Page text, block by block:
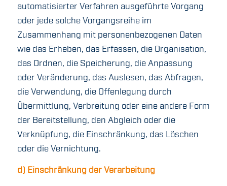
automatisierter Verfahren ausgeführte Vorgang
oder jede solche Vorgangsreihe im
Zusammenhang mit personenbezogenen Daten
wie das Erheben, das Erfassen, die Organisation,
das Ordnen, die Speicherung, die Anpassung
oder Veränderung, das Auslesen, das Abfragen,
die Verwendung, die Offenlegung durch
Übermittlung, Verbreitung oder eine andere Form
der Bereitstellung, den Abgleich oder die
Verknüpfung, die Einschränkung, das Löschen
oder die Vernichtung.
d) Einschränkung der Verarbeitung